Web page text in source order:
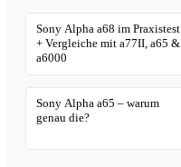
Sony Alpha a68 im Praxistest
+ Vergleiche mit a77II, a65 &
a6000
Sony Alpha a65 – warum
genau die?